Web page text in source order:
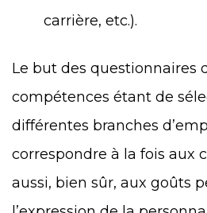
carrière, etc.).
Le but des questionnaires
compétences étant de
différentes branches
correspondre à la fois aux
aussi, bien sûr, aux goûts